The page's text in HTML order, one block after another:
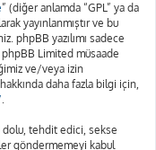
” (diğer anlamda “GPL” ya da
yayınlanmıştır ve bu
phpBB yazılımı sadece
phpBB Limited müsaade
ve/veya izin
daha fazla bilgi için,
.
tehdit edici, sekse
göndermemeyi kabul